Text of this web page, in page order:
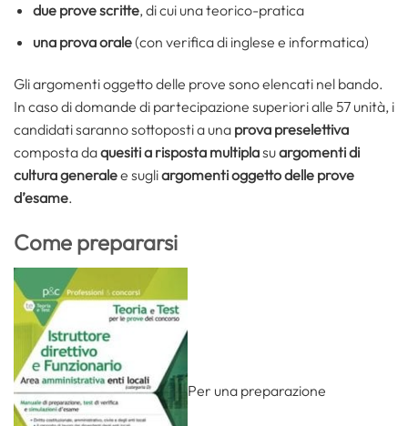
due prove scritte, di cui una teorico-pratica
una prova orale(con verifica di inglese e informatica)
Gli argomenti oggetto delle prove sono elencati nel bando.
In caso di domande di partecipazione superiori alle 57 unità, i
candidati saranno sottoposti a una prova preselettiva
composta daquesiti a risposta multiplasuargomenti di
cultura generalee sugliargomenti oggetto delle prove
d’esame.
Come prepararsi
Per una preparazione